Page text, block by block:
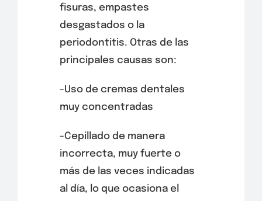
fisuras, empastes
desgastados o la
periodontitis. Otras de las
principales causas son:
-Uso de cremas dentales
muy concentradas
-Cepillado de manera
incorrecta, muy fuerte o
más de las veces indicadas
al día, lo que ocasiona el